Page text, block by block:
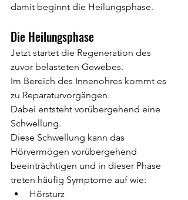
damit beginnt die Heilungsphase.
Die Heilungsphase
Jetzt startet die Regeneration des
zuvor belasteten Gewebes.
Im Bereich des Innenohres kommt es
zu Reparaturvorgängen.
Dabei entsteht vorübergehend eine
Schwellung.
Diese Schwellung kann das
Hörvermögen vorübergehend
beeinträchtigen und in dieser Phase
treten häufig Symptome auf wie:
Hörsturz